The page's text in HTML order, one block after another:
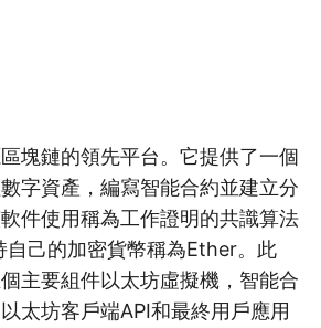
塊鏈的領先平台。它提供了一個
字資產，編寫智能合約並建立分
件使用稱為工作證明的共識算法
自己的加密貨幣稱為Ether。此
主要組件以太坊虛擬機，智能合
太坊客戶端API和最終用戶應用